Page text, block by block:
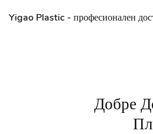
Yigao Plastic - професионален
Добре